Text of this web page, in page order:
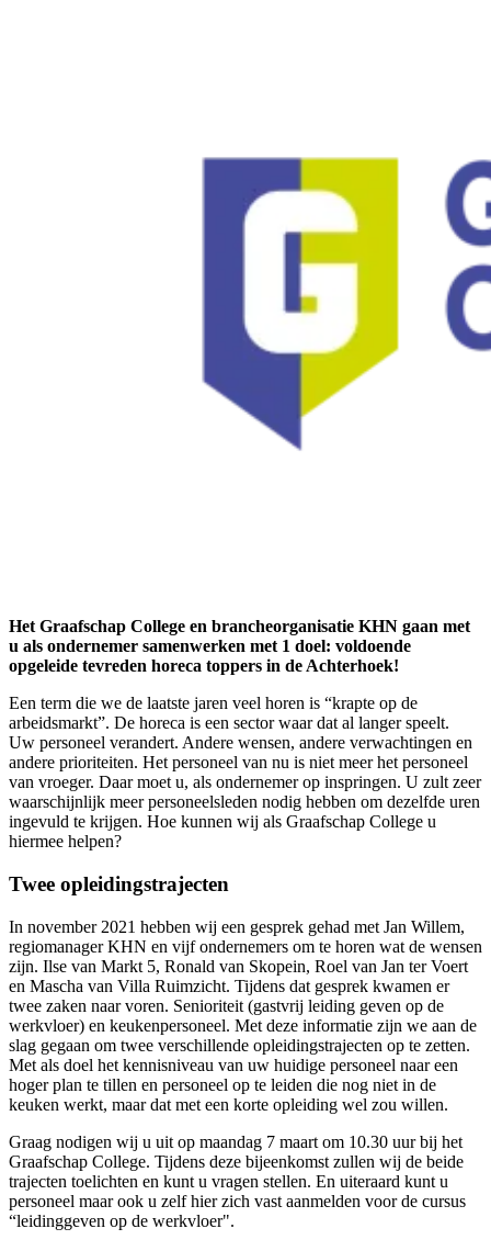
Het Graafschap College en brancheorganisatie KHN gaan met
u als ondernemer samenwerken met 1 doel: voldoende
opgeleide tevreden horeca toppers in de Achterhoek!
Een term die we de laatste jaren veel horen is “krapte op de
arbeidsmarkt”. De horeca is een sector waar dat al langer speelt.
Uw personeel verandert. Andere wensen, andere verwachtingen en
andere prioriteiten. Het personeel van nu is niet meer het personeel
van vroeger. Daar moet u, als ondernemer op inspringen. U zult zeer
waarschijnlijk meer personeelsleden nodig hebben om dezelfde uren
ingevuld te krijgen. Hoe kunnen wij als Graafschap College u
hiermee helpen?
Twee opleidingstrajecten
In november 2021 hebben wij een gesprek gehad met Jan Willem,
regiomanager KHN en vijf ondernemers om te horen wat de wensen
zijn. Ilse van Markt 5, Ronald van Skopein, Roel van Jan ter Voert
en Mascha van Villa Ruimzicht. Tijdens dat gesprek kwamen er
twee zaken naar voren. Senioriteit (gastvrij leiding geven op de
werkvloer) en keukenpersoneel. Met deze informatie zijn we aan de
slag gegaan om twee verschillende opleidingstrajecten op te zetten.
Met als doel het kennisniveau van uw huidige personeel naar een
hoger plan te tillen en personeel op te leiden die nog niet in de
keuken werkt, maar dat met een korte opleiding wel zou willen.
Graag nodigen wij u uit op maandag 7 maart om 10.30 uur bij het
Graafschap College. Tijdens deze bijeenkomst zullen wij de beide
trajecten toelichten en kunt u vragen stellen. En uiteraard kunt u
personeel maar ook u zelf hier zich vast aanmelden voor de cursus
“leidinggeven op de werkvloer".